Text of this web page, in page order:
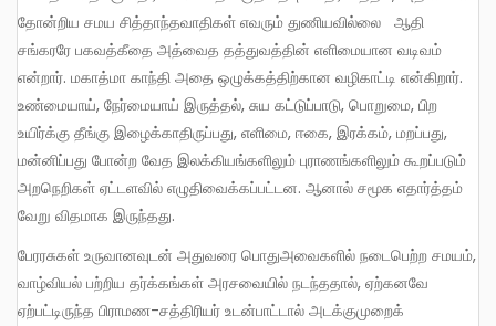
தோன்றிய சமய சித்தாந்தவாதிகள் எவரும் துணியவில்லை ஆதி
சங்கரரே பகவத்கீதை அத்வைத தத்துவத்தின் எளிமையான வடிவம்
என்றார். மகாத்மா காந்தி அதை ஒழுக்கத்திற்கான வழிகாட்டி என்கிறார்.
உண்மையாய், நேர்மையாய் இருத்தல், சுய கட்டுப்பாடு, பொறுமை, பிற
உயிர்க்கு தீங்கு இழைக்காதிருப்பது, எளிமை, ஈகை, இரக்கம், மறப்பது,
மன்னிப்பது போன்ற வேத இலக்கியங்களிலும் புராணங்களிலும் கூறப்படும்
அறநெறிகள் ஏட்டளவில் எழுதிவைக்கப்பட்டன. ஆனால் சமூக எதார்த்தம்
வேறு விதமாக இருந்தது.
பேரரசுகள் உருவானவுடன் அதுவரை பொதுஅவைகளில் நடைபெற்ற சமயம்,
வாழ்வியல் பற்றிய தர்க்கங்கள் அரசவையில் நடந்ததால், ஏற்கனவே
ஏற்பட்டிருந்த பிராமண-சத்திரியர் உடன்பாட்டால் அடக்குமுறைக்